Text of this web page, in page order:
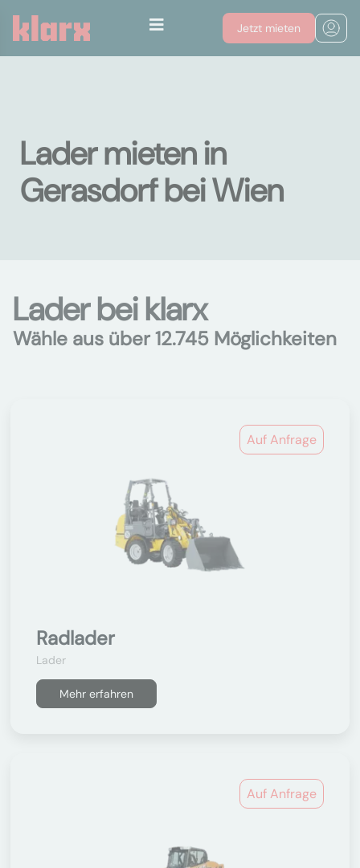
Jetzt mieten
Lader mieten in
Gerasdorf bei Wien
Lader bei klarx
Wähle aus über 12.745 Möglichkeiten
Auf Anfrage
Radlader
Lader
Mehr erfahren
Auf Anfrage